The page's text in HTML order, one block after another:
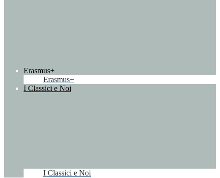
Erasmus+
Erasmus+
I Classici e Noi
I Classici e Noi